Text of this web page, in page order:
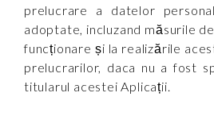
prelucrare a datelor
adoptate, incluzand măsurile
funcționare și la realizările
prelucrarilor, daca nu a fost
titularul acestei Aplicații.